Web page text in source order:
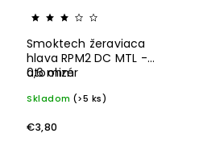
Smoktech žeraviaca
hlava RPM2 DC MTL -
0,6 ohm
atomizér
Skladom (>5 ks)
€3,80